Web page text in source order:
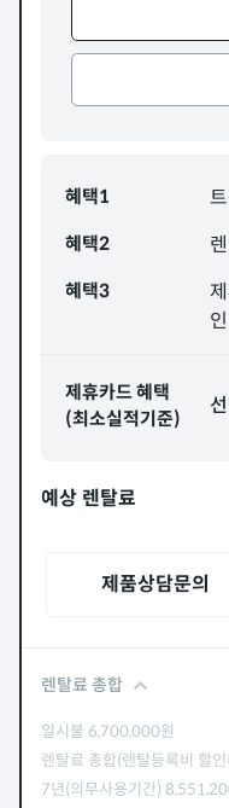
혜택1
혜택2
혜택3
인
제휴카드 혜택
(최소실적기준)
예상 렌탈료
제품상담문의
렌탈료 총합
일시불 6,700,000원
렌탈료 총합(렌탈등록비 할
7년(의무사용기간)